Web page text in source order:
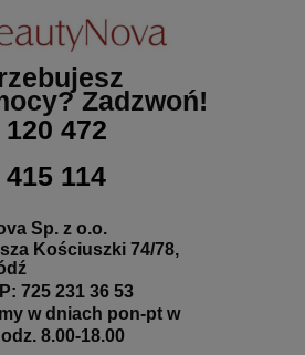
Zadzwoń!
120 472
415 114
Sp. z o.o.
Kościuszki 74/78,
725 231 36 53
w dniach pon-pt w
8.00-18.00